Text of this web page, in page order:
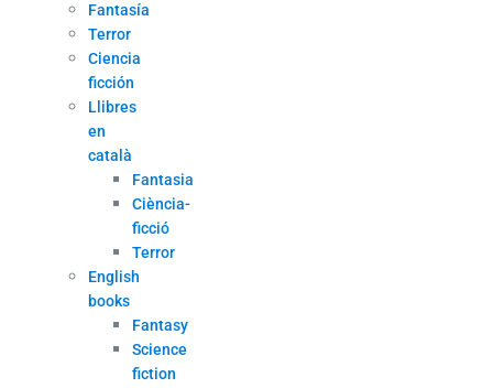
Fantasía
Terror
Ciencia
ficción
Llibres
en
català
Fantasia
Ciència-
ficció
Terror
English
books
Fantasy
Science
fiction